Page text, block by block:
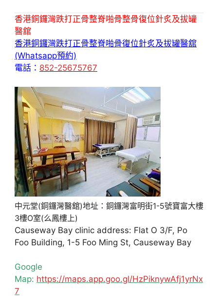
香港銅鑼灣跌打正骨整脊啪骨整骨復位針炙及拔罐
醫舘
香港銅鑼灣跌打正骨整脊啪骨復位針炙及拔罐醫舘
(Whatsapp預約)
電話： 852-25675767
中元堂(銅鑼灣醫舘)地址：銅鑼灣富明街1-5號寶富大樓
3樓O室(么鳳樓上)
Causeway Bay clinic address: Flat O 3/F, Po
Foo Building, 1-5 Foo Ming St, Causeway Bay
Google
Map: https://maps.app.goo.gl/HzPiknywAfj1yrNx
7